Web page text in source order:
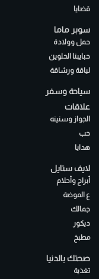
قضايا
سوبر ماما
حمل وولادة
حبايبنا الحلوين
لياقة ورشاقة
سياحة وسفر
علاقات
الجواز وسنينه
حب
هدايا
لايف ستايل
أبراج وأحلام
ع الموضة
جمالك
ديكور
مطبخ
صحتك بالدنيا
تغذية